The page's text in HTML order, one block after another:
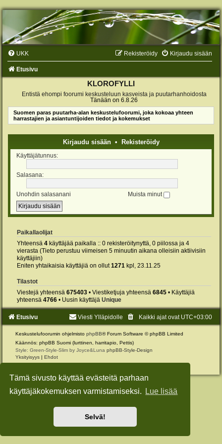
Tämä sivusto käyttää evästeitä parhaan
käyttäjäkokemuksen varmistamiseksi.
Lue lisää
Selvä!
UKK Kirjaudu sisään
Rekisteröidy
Etusivu
KLOROFYLLI
Entistä ehompi foorumi keskusteluun kasveista ja puutarhanhoidosta
Tänään on 6.8.26
Suomen paras puutarha-alan keskustelufoorumi, joka kokoaa yhteen
harrastajien ja asiantuntijoiden tiedot ja kokemukset
Kirjaudu sisään• Rekisteröidy
Käyttäjätunnus:
Salasana:
Unohdin salasanani Muista minut
Paikallaolijat
Yhteensä 4 käyttäjää paikalla :: 0 rekisteröitynyttä, 0 piilossa ja 4
vierasta (Tieto perustuu viimeisen 5 minuutin aikana olleisiin aktiivisiin
käyttäjiin)
Eniten yhtaikaisia käyttäjiä on ollut1271 kpl, 23.11.25
Tilastot
Viestejä yhteensä 675403 • Viestiketjuja yhteensä 6845 • Käyttäjiä
yhteensä 4766 • Uusin käyttäjä Unique
Etusivu Kaikki ajat ovat UTC+03:00
Viesti Ylläpidolle
Keskustelufoorumin ohjelmisto phpBB® Forum Software © phpBB Limited
Käännös: phpBB Suomi (lurttinen, harritapio, Pettis)
Style: Green-Style-Slim by Joyce&Luna phpBB-Style-Design
Yksityisyys | Ehdot